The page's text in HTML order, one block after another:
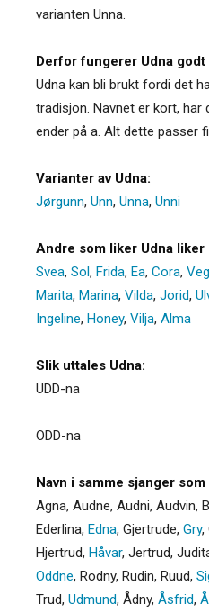
varianten Unna.
Derfor fungerer Udna godt
Udna kan bli brukt fordi det
tradisjon. Navnet er kort, har
ender på a. Alt dette passer
Varianter av Udna:
Jørgunn, Unn, Unna, Unni
Andre som liker Udna liker
Svea, Sol, Frida, Ea, Cora,
Marita, Marina, Vilda, Jorid,
Ingeline, Honey, Vilja, Alma
Slik uttales Udna:
UDD-na
ODD-na
Navn i samme sjanger som
Agna, Audne, Audni, Audvin,
Ederlina, Edna, Gjertrude, Gry,
Hjertrud, Håvar, Jertrud,
Oddne, Rodny, Rudin, Ruud,
Trud, Udmund, Ådny, Åsfrid,